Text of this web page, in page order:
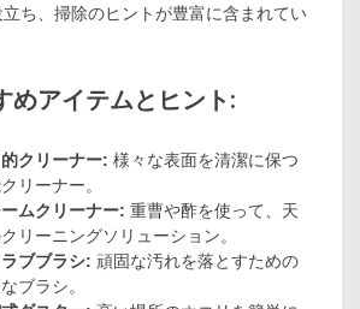
ち、掃除のヒントが豊富に含まれてい
めアイテムとヒント:
クリーナー: 様々な表面を清潔に保つ
リーナー。
ムクリーナー: 重曹や酢を使って、天
リーニングソリューション。
ブブラシ: 頑固な汚れを落とすための
ブラシ。